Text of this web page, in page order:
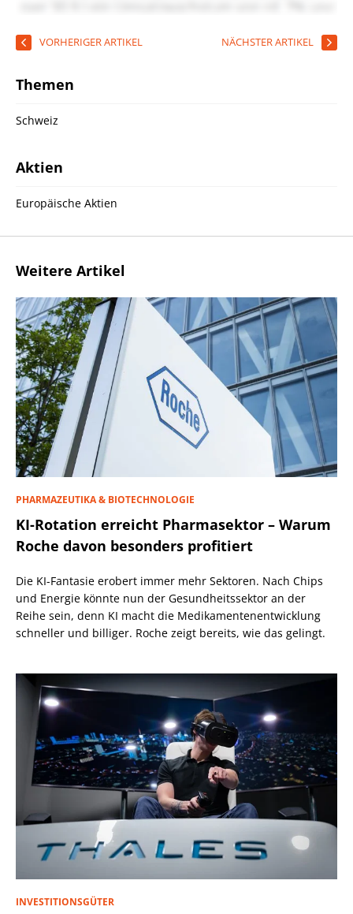
VORHERIGER ARTIKEL NÄCHSTER ARTIKEL
Themen
Schweiz
Aktien
Europäische Aktien
Weitere Artikel
PHARMAZEUTIKA & BIOTECHNOLOGIE
KI-Rotation erreicht Pharmasektor – Warum
Roche davon besonders profitiert
Die KI-Fantasie erobert immer mehr Sektoren. Nach Chips
und Energie könnte nun der Gesundheitssektor an der
Reihe sein, denn KI macht die Medikamentenentwicklung
schneller und billiger. Roche zeigt bereits, wie das gelingt.
INVESTITIONSGÜTER